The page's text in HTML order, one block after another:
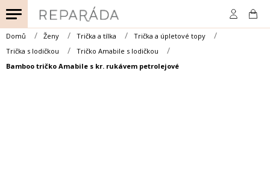
na
obsah
Domů Ženy Trička a tílka
Trička a úpletové topy
Trička s lodičkou
Tričko Amabile s lodičkou
Bamboo tričko Amabile s kr. rukávem petrolejové